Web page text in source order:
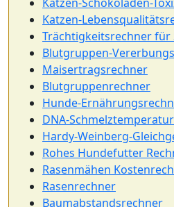
Katzen-Schokoladen-
Katzen-
Trächtigkeitsrechner für
Blutgruppen-
Maisertragsrechner
Blutgruppenrechner
Hunde-
DNA-
Hardy-Weinberg-
Rohes Hundefutter
Rasenmähen
Rasenrechner
Baumabstandsrechner